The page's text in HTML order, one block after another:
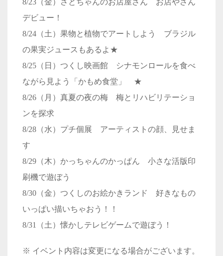
8/23（金）さとちゃんのお店屋さん お店やさん
デビュー！
8/24（土）果物と植物でアートしよう ブラジル
の果実ジュースもあるよ★
8/25（日）つくし映画館 シナモンロールを食べ
ながら見よう「かもめ食堂」 ★
8/26（月）真夏の夜の梅 梅とリハビリテーショ
ンを探求
8/28（水）プチ個展 アーティストの顔、見せま
す
8/29（木）かっちゃんのかっぱん 小さな活版印
刷機で遊ぼう
8/30（金）つくしのお絵かきランド 好きなもの
いっぱい描いちゃおう！！
8/31（土）懐かしテレビゲームで遊ぼう！
※ イベント内容は変更になる場合がございます。